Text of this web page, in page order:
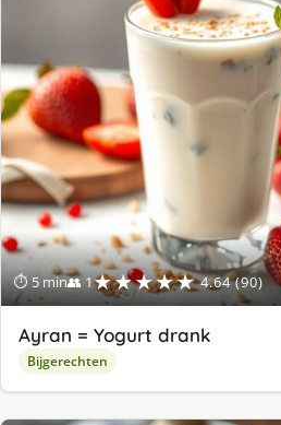
⏱ 5 min👥 1★★★★★ 4.64 (90)
Ayran = Yogurt drank
Bijgerechten